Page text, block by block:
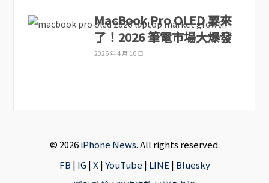
MacBook Pro OLED 要來
了！2026 筆電市場大爆發
2026 年 4 月 16 日
© 2026iPhone News. All rights reserved.
FB | IG|X |YouTube | LINE | Bluesky